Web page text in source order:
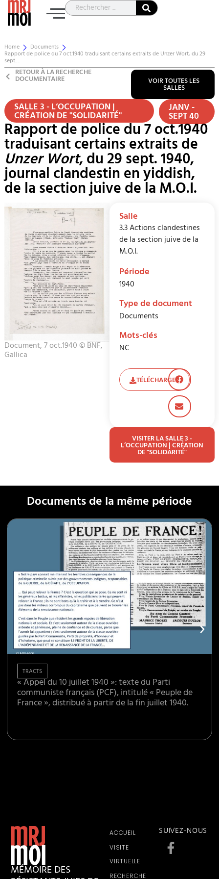
Home Documents
Rapport de police du 7 oct.1940 traduisant certains extraits de Unzer Wort, du 29
sept.…
RETOUR À LA RECHERCHE
DOCUMENTAIRE VOIR TOUTES LES
SALLES
SALLE 3 - L’OCCUPATION |
CRÉATION DE "SOLIDARITÉ" JANV -
SEPT 40
Rapport de police du 7 oct.1940
traduisant certains extraits de
Unzer Wort, du 29 sept. 1940,
journal clandestin en yiddish,
de la section juive de la M.O.I.
Document, 7 oct.1940 © BNF,
Gallica
Salle
3.3 Actions clandestines
de la section juive de la
M.O.I.
Période
1940
Type de document
Documents
Mots-clés
NC
TÉLÉCHARGER
VISITER LA SALLE 3 -
L’OCCUPATION | CRÉATION
DE "SOLIDARITÉ"
Documents de la même période
TRACTS
« Appel du 10 juillet 1940 »: texte du Parti
communiste français (PCF), intitulé « Peuple de
France », distribué à partir de la fin juillet 1940.
MÉMOIRE DES
ACCUEIL
VISITE
VIRTUELLE
RECHERCHE
SUIVEZ-NOUS